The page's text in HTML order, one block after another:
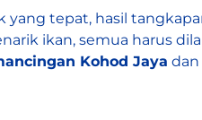
yang tepat, hasil
ikan, semua harus
Kohod Jaya